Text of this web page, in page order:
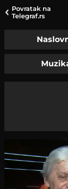
Povratak na
Telegraf.rs